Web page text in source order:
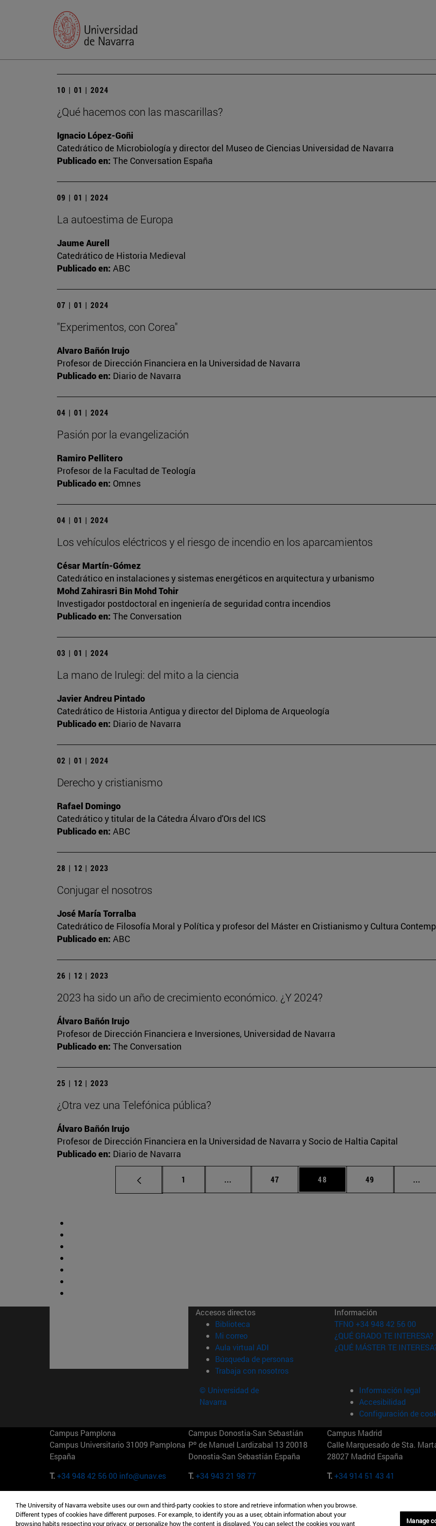
10 | 01 | 2024
¿Qué hacemos con las mascarillas?
Ignacio López-Goñi
Catedrático de Microbiología y director del Museo de Ciencias Universidad de Navarra
Publicado en: The Conversation España
09 | 01 | 2024
La autoestima de Europa
Jaume Aurell
Catedrático de Historia Medieval
Publicado en: ABC
07 | 01 | 2024
"Experimentos, con Corea"
Alvaro Bañón Irujo
Profesor de Dirección Financiera en la Universidad de Navarra
Publicado en: Diario de Navarra
04 | 01 | 2024
Pasión por la evangelización
Ramiro Pellitero
Profesor de la Facultad de Teología
Publicado en: Omnes
04 | 01 | 2024
Los vehículos eléctricos y el riesgo de incendio en los aparcamientos
César Martín-Gómez
Catedrático en instalaciones y sistemas energéticos en arquitectura y urbanismo
Mohd Zahirasri Bin Mohd Tohir
Investigador postdoctoral en ingeniería de seguridad contra incendios
Publicado en: The Conversation
03 | 01 | 2024
La mano de Irulegi: del mito a la ciencia
Javier Andreu Pintado
Catedrático de Historia Antigua y director del Diploma de Arqueología
Publicado en: Diario de Navarra
02 | 01 | 2024
Derecho y cristianismo
Rafael Domingo
Catedrático y titular de la Cátedra Álvaro d'Ors del ICS
Publicado en: ABC
28 | 12 | 2023
Conjugar el nosotros
José María Torralba
Catedrático de Filosofía Moral y Política y profesor del Máster en Cristianismo y Cultura
Publicado en: ABC
26 | 12 | 2023
2023 ha sido un año de crecimiento económico. ¿Y 2024?
Álvaro Bañón Irujo
Profesor de Dirección Financiera e Inversiones, Universidad de Navarra
Publicado en: The Conversation
25 | 12 | 2023
¿Otra vez una Telefónica pública?
Álvaro Bañón Irujo
Profesor de Dirección Financiera en la Universidad de Navarra y Socio de Haltia Capital
Publicado en: Diario de Navarra
Página
1 ... Páginas intermedias Use TAB para desplazarse.
Página
47 Página
48 Página
49 ...
Accesos directos
Biblioteca (abre en nueva ventana)
Mi correo(abre en nueva ventana)
Aula virtual ADI (abre en nueva ventana)
Búsqueda de personas(abre en nueva ventana)
Trabaja con nosotros(abre en nueva ventana)
Información
TFNO +34 948 42 56 00
¿QUÉ GRADO TE INTERESA?
¿QUÉ MÁSTER TE
© Universidad de
Navarra
Información legal
Accesibilidad
Configuración de
Campus Pamplona
Campus Universitario 31009 Pamplona
España
T.+34 948 42 56 00 info@unav.es
Campus Donostia-San Sebastián
Pº de Manuel Lardizabal 13 20018
Donostia-San Sebastián España
T.+34 943 21 98 77
Campus Madrid
Calle Marquesado de Sta.
28027 Madrid España
T.+34 914 51 43 41
Camino del Cerro Águila 3 28023
Madrid España
165 W 57th St 10019-2201 Nueva York
EE.UU
Maria-Theresia-Straße 15 81675
Múnich Alemania
The University of Navarra website uses our own and third-party cookies to store and retrieve information when you browse.
Different types of cookies have different purposes. For example, to identify you as a user, obtain information about your
browsing habits respecting your privacy, or personalize how the content is displayed. You can select the cookies you want
Manage